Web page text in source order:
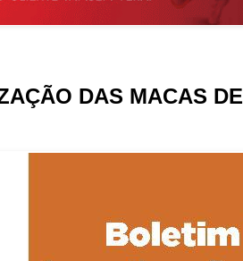
DAS MACAS DE